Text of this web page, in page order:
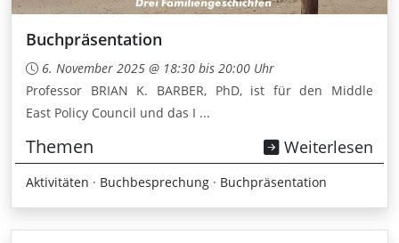
Buchpräsentation
6. November 2025 @ 18:30 bis 20:00 Uhr
Professor BRIAN K. BARBER, PhD, ist für den Middle
East Policy Council und das I ...
Themen Weiterlesen
Aktivitäten · Buchbesprechung · Buchpräsentation